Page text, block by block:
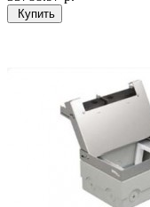
Купить